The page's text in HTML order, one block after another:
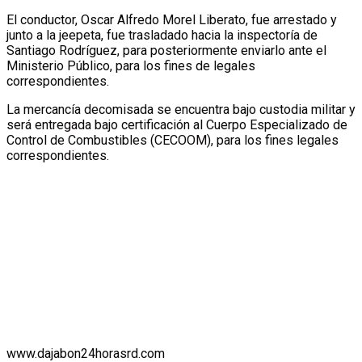
El conductor, Oscar Alfredo Morel Liberato, fue arrestado y
junto a la jeepeta, fue trasladado hacia la inspectoría de
Santiago Rodríguez, para posteriormente enviarlo ante el
Ministerio Público, para los fines de legales
correspondientes.
La mercancía decomisada se encuentra bajo custodia militar y
será entregada bajo certificación al Cuerpo Especializado de
Control de Combustibles (CECOOM), para los fines legales
correspondientes.
www.dajabon24horasrd.com